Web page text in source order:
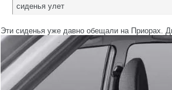
сиденья улет
Эти сиденья уже давно обещали на Приорах.